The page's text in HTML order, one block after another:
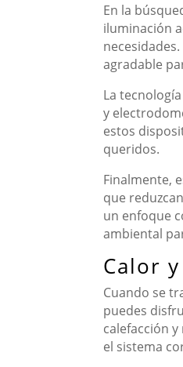
En la
iluminación
agradable
La
y
estos
queridos.
Finalmente,
que
un enfoque
ambiental
Calor
Cuando se
puedes
calefacción
el sistema